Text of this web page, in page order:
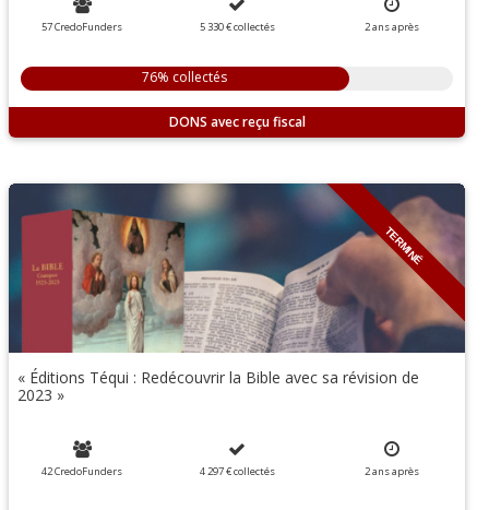
57 CredoFunders 5 330 €collectés 2ansaprès
76% collectés
DONS
TERMINÉ
« Éditions Téqui : Redécouvrir la Bible avec sa révision de
2023 »
42 CredoFunders 4 297 €collectés 2ansaprès